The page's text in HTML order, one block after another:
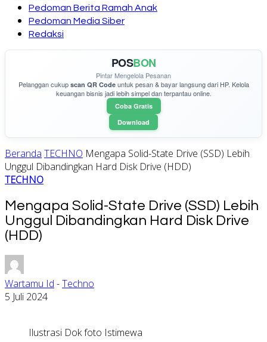
Pedoman Berita Ramah Anak
Pedoman Media Siber
Redaksi
POSBON
Pintar Mengelola Pesanan
Pelanggan cukup scan QR Codeuntuk pesan & bayar langsung dari HP. Kelola
keuangan bisnis jadi lebih simpel dan terpantau online.
Coba Gratis
Download
Beranda TECHNO Mengapa Solid-State Drive (SSD) Lebih
Unggul Dibandingkan Hard Disk Drive (HDD)
TECHNO
Mengapa Solid-State Drive (SSD) Lebih
Unggul Dibandingkan Hard Disk Drive
(HDD)
Wartamu Id -Techno
5 Juli 2024
Ilustrasi Dok foto Istimewa